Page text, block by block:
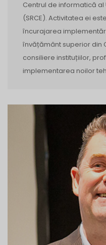
Centrul de informatică
(SRCE). Activitatea ei
încurajarea
învățământ superior din
consiliere instituțiilor,
implementarea noilor